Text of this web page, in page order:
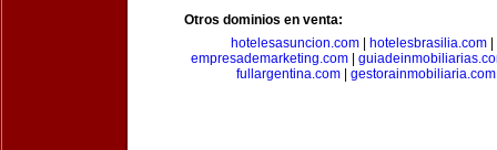
Otros dominios en venta:
hotelesasuncion.com| hotelesbrasilia.com|
empresademarketing.com|
fullargentina.com
gestorainmobiliaria.com